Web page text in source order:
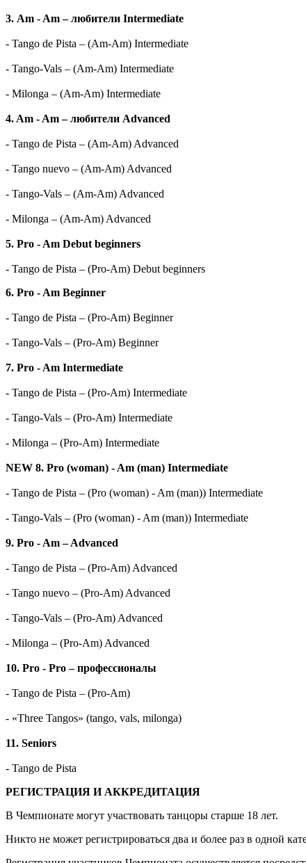
3. Am - Am – любители Intermediate
- Tango de Pista – (Am-Am) Intermediate
- Tango-Vals – (Am-Am) Intermediate
- Milonga – (Am-Am) Intermediate
4. Am - Am – любители Advanced
- Tango de Pista – (Am-Am) Advanced
- Tango nuevo – (Am-Am) Advanced
- Tango-Vals – (Am-Am) Advanced
- Milonga – (Am-Am) Advanced
5. Pro - Am Debut beginners
- Tango de Pista – (Pro-Am) Debut beginners
6. Pro - Am Beginner
- Tango de Pista – (Pro-Am) Beginner
- Tango-Vals – (Pro-Am) Beginner
7. Pro - Am Intermediate
- Tango de Pista – (Pro-Am) Intermediate
- Tango-Vals – (Pro-Am) Intermediate
- Milonga – (Pro-Am) Intermediate
NEW 8. Pro (woman) - Am (man) Intermediate
- Tango de Pista – (Pro (woman) - Am (man)) Intermediate
- Tango-Vals – (Pro (woman) - Am (man)) Intermediate
9. Pro - Am – Advanced
- Tango de Pista – (Pro-Am) Advanced
- Tango nuevo – (Pro-Am) Advanced
- Tango-Vals – (Pro-Am) Advanced
- Milonga – (Pro-Am) Advanced
10. Pro - Pro – профессионалы
- Tango de Pista – (Pro-Am)
- «Three Tangos» (tango, vals, milonga)
11. Seniors
- Tango de Pista
РЕГИСТРАЦИЯ И АККРЕДИТАЦИЯ
В Чемпионате могут участвовать танцоры старше 18 лет.
Никто не может регистрироваться два и более раз в одной